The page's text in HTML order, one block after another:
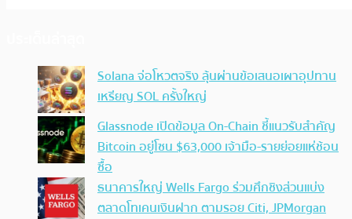
Solana จ่อโหวตจริง ลุ้นผ่านข้อเสนอเผาอุปทาน
เหรียญ SOL ครั้งใหญ่
Glassnode เปิดข้อมูล On-Chain ชี้แนวรับสำคัญ
Bitcoin อยู่โซน $63,000 เจ้ามือ-รายย่อยแห่ช้อน
ซื้อ
ธนาคารใหญ่ Wells Fargo ร่วมศึกชิงส่วนแบ่ง
ตลาดโทเคนเงินฝาก ตามรอย Citi, JPMorgan